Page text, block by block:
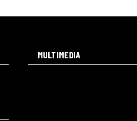
MULTIMEDIA